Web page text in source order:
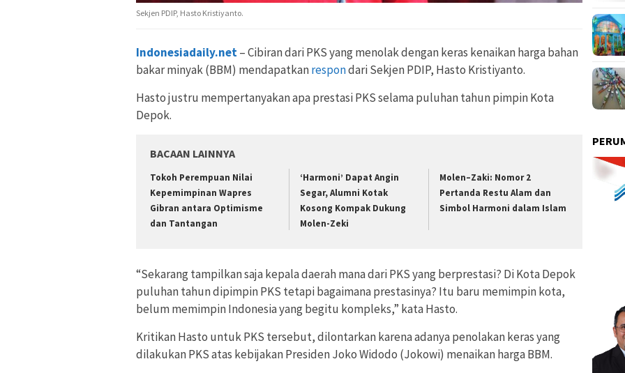
Sekjen PDIP, Hasto Kristiyanto.
Indonesiadaily.net– Cibiran dari PKS yang menolak dengan keras kenaikan harga bahan
bakar minyak (BBM) mendapatkanrespondari Sekjen PDIP, Hasto Kristiyanto.
Hasto justru mempertanyakan apa prestasi PKS selama puluhan tahun pimpin Kota
Depok.
BACAAN LAINNYA
Tokoh Perempuan Nilai
Kepemimpinan Wapres
Gibran antara Optimisme
dan Tantangan
‘Harmoni’ Dapat Angin
Segar, Alumni Kotak
Kosong Kompak Dukung
Molen-Zeki
Molen–Zaki: Nomor 2
Pertanda Restu Alam dan
Simbol Harmoni dalam Islam
“Sekarang tampilkan saja kepala daerah mana dari PKS yang berprestasi? Di Kota Depok
puluhan tahun dipimpin PKS tetapi bagaimana prestasinya? Itu baru memimpin kota,
belum memimpin Indonesia yang begitu kompleks,” kata Hasto.
Kritikan Hasto untuk PKS tersebut, dilontarkan karena adanya penolakan keras yang
dilakukan PKS atas kebijakan Presiden Joko Widodo (Jokowi) menaikan harga BBM.